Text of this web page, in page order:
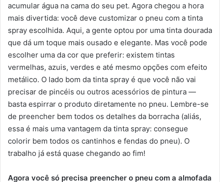
acumular água na cama do seu pet. Agora chegou a hora
mais divertida: você deve customizar o pneu com a tinta
spray escolhida. Aqui, a gente optou por uma tinta dourada
que dá um toque mais ousado e elegante. Mas você pode
escolher uma da cor que preferir: existem tintas
vermelhas, azuis, verdes e até mesmo opções com efeito
metálico. O lado bom da tinta spray é que você não vai
precisar de pincéis ou outros acessórios de pintura —
basta espirrar o produto diretamente no pneu. Lembre-se
de preencher bem todos os detalhes da borracha (aliás,
essa é mais uma vantagem da tinta spray: consegue
colorir bem todos os cantinhos e fendas do pneu). O
trabalho já está quase chegando ao fim!
Agora você só precisa preencher o pneu com a almofada